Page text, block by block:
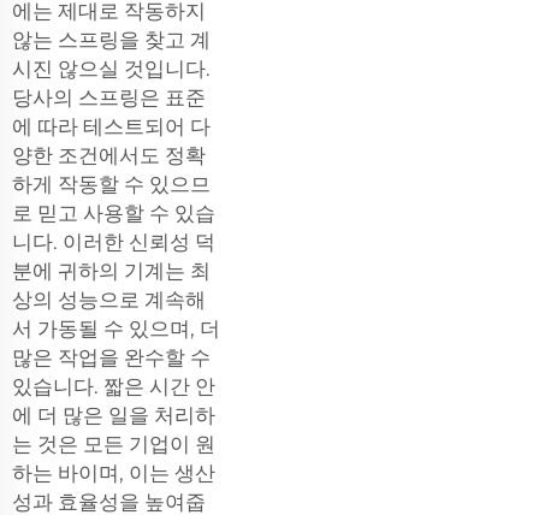
에는 제대로 작동하지
않는 스프링을 찾고 계
시진 않으실 것입니다.
당사의 스프링은 표준
에 따라 테스트되어 다
양한 조건에서도 정확
하게 작동할 수 있으므
로 믿고 사용할 수 있습
니다. 이러한 신뢰성 덕
분에 귀하의 기계는 최
상의 성능으로 계속해
서 가동될 수 있으며, 더
많은 작업을 완수할 수
있습니다. 짧은 시간 안
에 더 많은 일을 처리하
는 것은 모든 기업이 원
하는 바이며, 이는 생산
성과 효율성을 높여줍